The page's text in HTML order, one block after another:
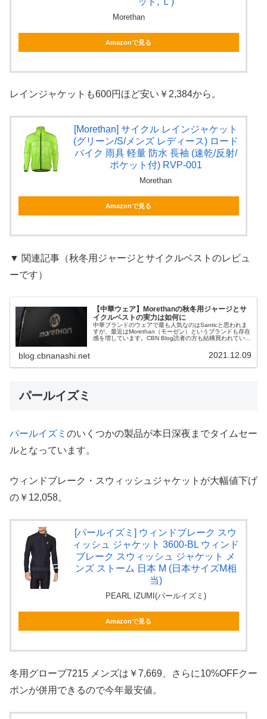
Morethan
Amazonで見る
レインジャケットも600円ほど安い￥2,384から。
[Morethan] サイクル レインジャケット
(グリーン/S/メンズ レディース) ロード
バイク 雨具 軽量 防水 長袖 (速乾/反射/
ポケット付) RVP-001
Morethan
Amazonで見る
▼ 関連記事（秋冬用ジャージとサイクルベストのレビュ
ーです）
【中華ウェア】Morethanの秋冬用ジャージとサ
イクルベストの実力は如何に
中華ブランドのウェアで最も人気なのはSanticと思われま
すが、最近はMorethan（モーゼン）というブランドも存在
感を増しています。CBN Blog読者の方も結構買われている
blog.cbnanashi.net 2021.12.09
パールイズミ
パールイズミ のいくつかの製品が本日深夜までタイムセー
ルとなっています。
ウィンドブレーク・スウィッシュジャケットが大幅値下げ
の￥12,058。
[パールイズミ] ウィンドブレーク スウ
ィッシュ ジャケット 3600-BL ウィンド
ブレーク スウィッシュ ジャケット メ
ンズ ストーム 日本 M (日本サイズM相
当)
PEARL IZUMI(パールイズミ)
Amazonで見る
冬用グローブ7215 メンズは￥7,669、さらに10%OFFクー
ポンが併用できるので今年最安値。